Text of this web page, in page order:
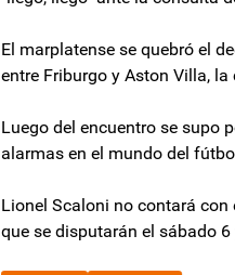
El marplatense se quebró el
entre Friburgo y Aston Villa,
Luego del encuentro se supo
alarmas en el mundo del
Lionel Scaloni no contará
que se disputarán el sábado